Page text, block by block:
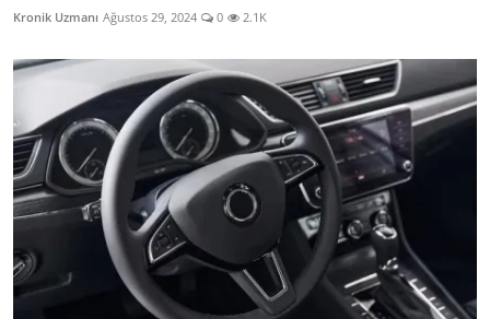
Kronik Uzmanı Ağustos 29, 2024 0 2.1K